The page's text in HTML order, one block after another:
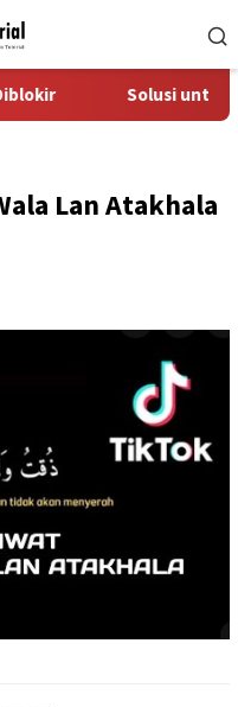
Solusi untuk
Lan Atakhala